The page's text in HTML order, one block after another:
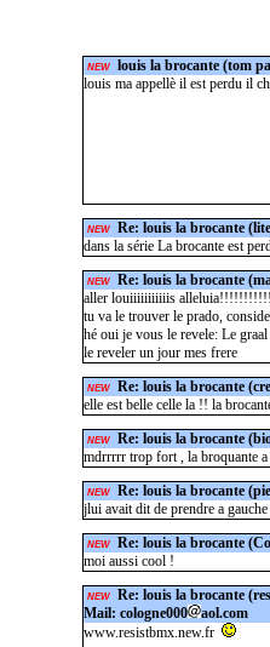
NEW louis la brocante (tom
louis ma appellè il est perdu il
NEW Re: louis la brocante
dans la série La brocante est
NEW Re: louis la brocante
aller louiiiiiiiiiiis
tu va le trouver le prado,
hé oui je vous le revele: Le
le reveler un jour mes frere
NEW Re: louis la brocante
elle est belle celle la !! la
NEW Re: louis la brocante
mdrrrrr trop fort , la broquante a
NEW Re: louis la brocante
jlui avait dit de prendre a
NEW Re: louis la brocante
moi aussi cool !
NEW Re: louis la brocante
Mail: cologne000
aol.com
www.resistbmx.new.fr